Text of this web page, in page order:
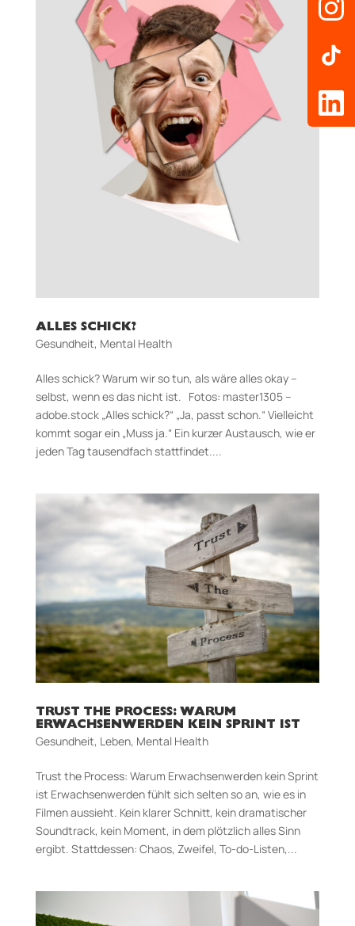
ALLES SCHICK?
Gesundheit, Mental Health
Alles schick? Warum wir so tun, als wäre alles okay –
selbst, wenn es das nicht ist. Fotos: master1305 –
adobe.stock „Alles schick?“ „Ja, passt schon.“ Vielleicht
kommt sogar ein „Muss ja.“ Ein kurzer Austausch, wie er
jeden Tag tausendfach stattfindet....
TRUST THE PROCESS: WARUM
ERWACHSENWERDEN KEIN SPRINT IST
Gesundheit, Leben, Mental Health
Trust the Process: Warum Erwachsenwerden kein Sprint
ist Erwachsenwerden fühlt sich selten so an, wie es in
Filmen aussieht. Kein klarer Schnitt, kein dramatischer
Soundtrack, kein Moment, in dem plötzlich alles Sinn
ergibt. Stattdessen: Chaos, Zweifel, To-do-Listen,...